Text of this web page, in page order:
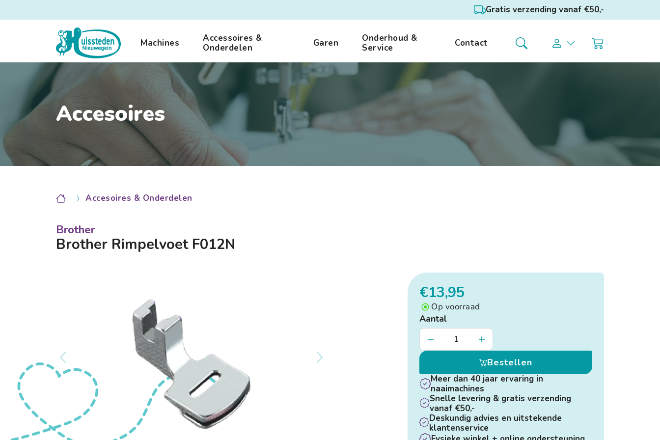
Gratis verzending vanaf €50,-
Machines
Accessoires &
Onderdelen
Garen
Onderhoud &
Service
Contact
Accesoires
Accesoires & Onderdelen
Brother
Brother Rimpelvoet F012N
€13,95
Op voorraad
Aantal
Bestellen
Meer dan 40 jaar ervaring in
naaimachines
Snelle levering & gratis verzending
vanaf €50,-
Deskundig advies en uitstekende
klantenservice